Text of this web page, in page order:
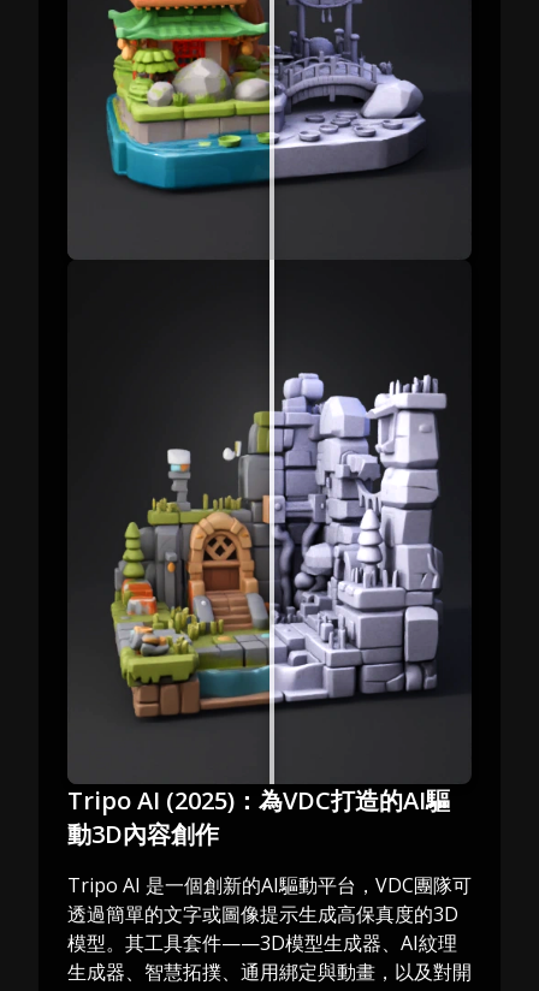
Tripo AI (2025)：為VDC打造的AI驅
動3D內容創作
Tripo AI 是一個創新的AI驅動平台，VDC團隊可
透過簡單的文字或圖像提示生成高保真度的3D
模型。其工具套件——3D模型生成器、AI紋理
生成器、智慧拓撲、通用綁定與動畫，以及對開